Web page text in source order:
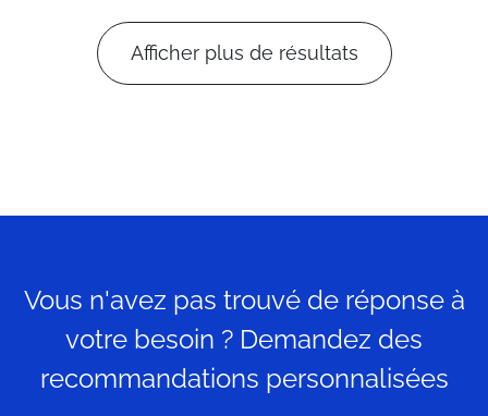
Afficher plus de résultats
Vous n'avez pas trouvé de réponse à
votre besoin ? Demandez des
recommandations personnalisées